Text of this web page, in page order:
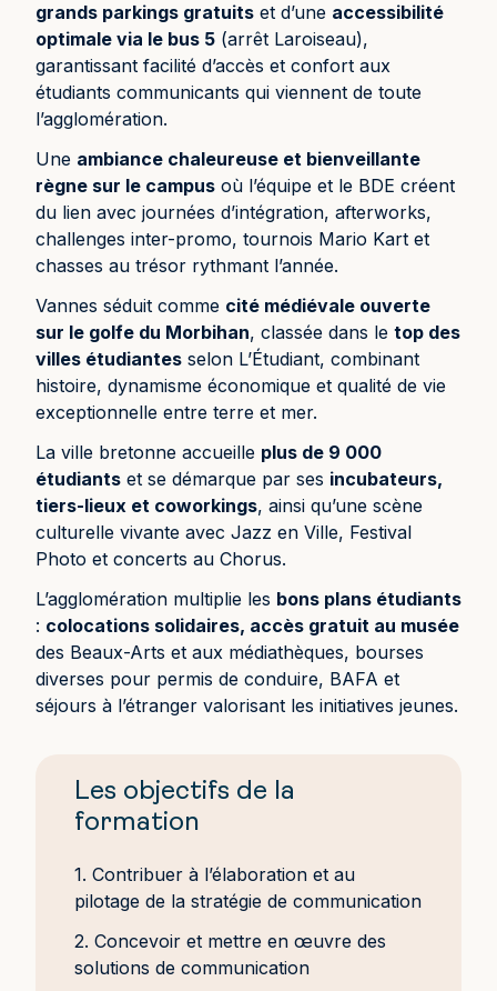
grands parkings gratuits et d’une accessibilité
optimale via le bus 5 (arrêt Laroiseau),
garantissant facilité d’accès et confort aux
étudiants communicants qui viennent de toute
l’agglomération.
Une ambiance chaleureuse et bienveillante
règne sur le campus où l’équipe et le BDE créent
du lien avec journées d’intégration, afterworks,
challenges inter-promo, tournois Mario Kart et
chasses au trésor rythmant l’année.
Vannes séduit comme cité médiévale ouverte
sur le golfe du Morbihan, classée dans le top des
villes étudiantes selon L’Étudiant, combinant
histoire, dynamisme économique et qualité de vie
exceptionnelle entre terre et mer.
La ville bretonne accueille plus de 9 000
étudiants et se démarque par ses incubateurs,
tiers-lieux et coworkings, ainsi qu’une scène
culturelle vivante avec Jazz en Ville, Festival
Photo et concerts au Chorus.
L’agglomération multiplie les bons plans étudiants
: colocations solidaires, accès gratuit au musée
des Beaux-Arts et aux médiathèques, bourses
diverses pour permis de conduire, BAFA et
séjours à l’étranger valorisant les initiatives jeunes.
Les objectifs de la
formation
1. Contribuer à l’élaboration et au
pilotage de la stratégie de communication
2. Concevoir et mettre en œuvre des
solutions de communication